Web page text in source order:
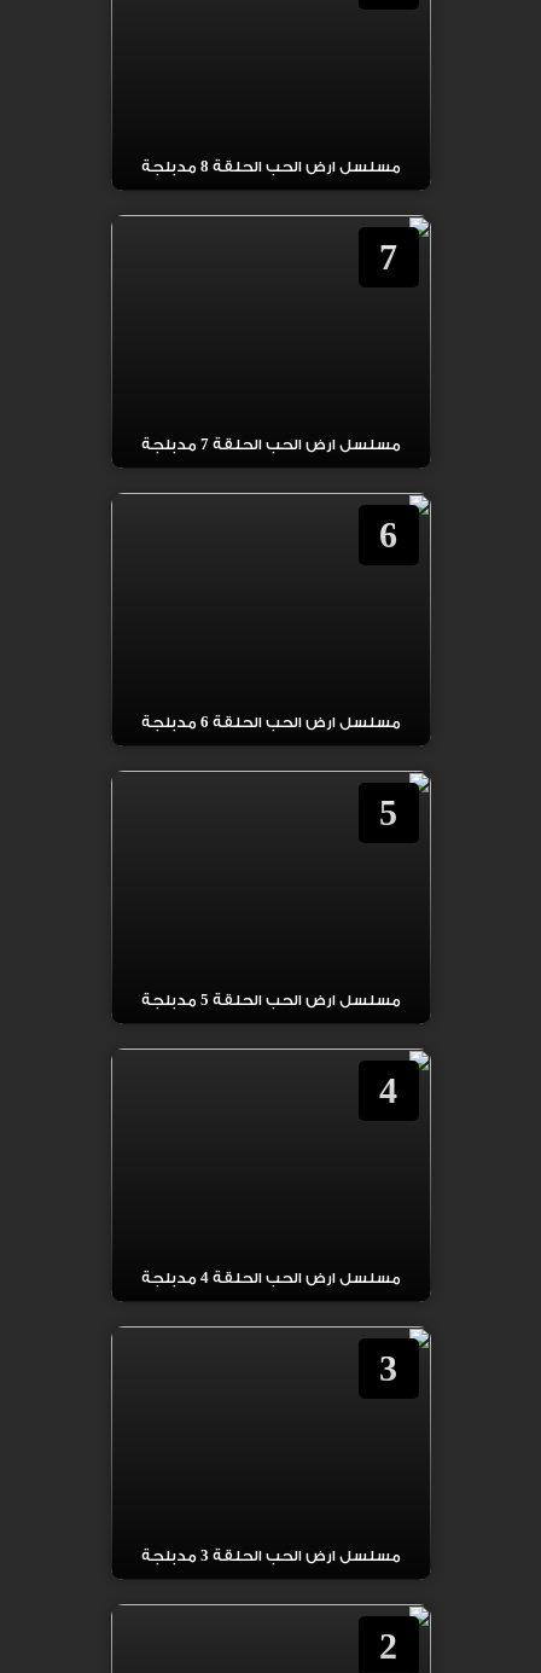
مسلسل ارض الحب الحلقة 8 مدبلجة
7
مسلسل ارض الحب الحلقة 7 مدبلجة
6
مسلسل ارض الحب الحلقة 6 مدبلجة
5
مسلسل ارض الحب الحلقة 5 مدبلجة
4
مسلسل ارض الحب الحلقة 4 مدبلجة
3
مسلسل ارض الحب الحلقة 3 مدبلجة
2